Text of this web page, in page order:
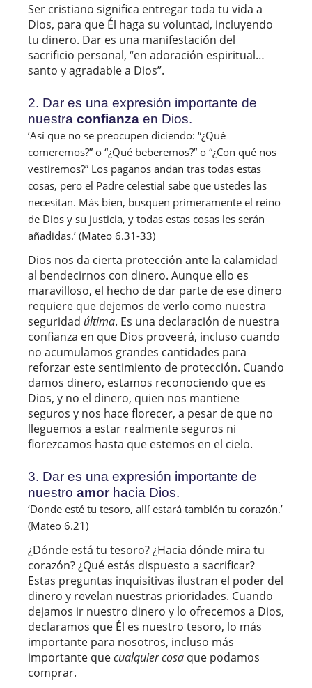
Ser cristiano significa entregar toda tu vida a
Dios, para que Él haga su voluntad, incluyendo
tu dinero. Dar es una manifestación del
sacrificio personal, “en adoración espiritual…
santo y agradable a Dios”.
2. Dar es una expresión importante de
nuestra confianza en Dios.
‘Así que no se preocupen diciendo: “¿Qué
comeremos?” o “¿Qué beberemos?” o “¿Con qué nos
vestiremos?” Los paganos andan tras todas estas
cosas, pero el Padre celestial sabe que ustedes las
necesitan. Más bien, busquen primeramente el reino
de Dios y su justicia, y todas estas cosas les serán
añadidas.’ (Mateo 6.31-33)
Dios nos da cierta protección ante la calamidad
al bendecirnos con dinero. Aunque ello es
maravilloso, el hecho de dar parte de ese dinero
requiere que dejemos de verlo como nuestra
seguridad última. Es una declaración de nuestra
confianza en que Dios proveerá, incluso cuando
no acumulamos grandes cantidades para
reforzar este sentimiento de protección. Cuando
damos dinero, estamos reconociendo que es
Dios, y no el dinero, quien nos mantiene
seguros y nos hace florecer, a pesar de que no
lleguemos a estar realmente seguros ni
florezcamos hasta que estemos en el cielo.
3. Dar es una expresión importante de
nuestro amor hacia Dios.
‘Donde esté tu tesoro, allí estará también tu corazón.’
(Mateo 6.21)
¿Dónde está tu tesoro? ¿Hacia dónde mira tu
corazón? ¿Qué estás dispuesto a sacrificar?
Estas preguntas inquisitivas ilustran el poder del
dinero y revelan nuestras prioridades. Cuando
dejamos ir nuestro dinero y lo ofrecemos a Dios,
declaramos que Él es nuestro tesoro, lo más
importante para nosotros, incluso más
importante quecualquier cosa que podamos
comprar.